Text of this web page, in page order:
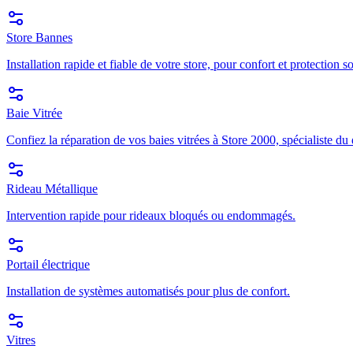
Store Bannes
Installation rapide et fiable de votre store, pour confort et protection
Baie Vitrée
Confiez la réparation de vos baies vitrées à Store 2000, spécialiste
Rideau Métallique
Intervention rapide pour rideaux bloqués ou endommagés.
Portail électrique
Installation de systèmes automatisés pour plus de confort.
Vitres